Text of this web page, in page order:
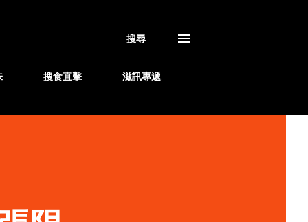
搜尋
搜食直擊 滋訊專遞